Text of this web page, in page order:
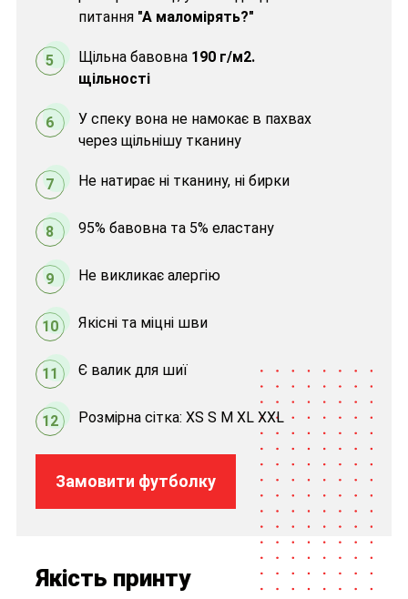
питання "А маломірять?"
5 Щільна бавовна 190 г/м2.
щільності
6
У спеку вона не намокає в пахвах
через щільнішу тканину
7 Не натирає ні тканину, ні бирки
8 95% бавовна та 5% еластану
9 Не викликає алергію
10 Якісні та міцні шви
11 Є валик для шиї
12 Розмірна сітка: XS S M XL XXL
Замовити футболку
Якість принту